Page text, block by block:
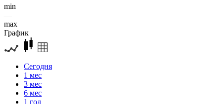
min
—
max
График
Сегодня
1 мес
3 мес
6 мес
1 год